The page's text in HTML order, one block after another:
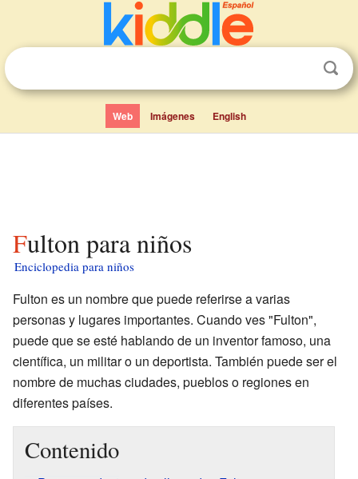
Web Imágenes English
Fulton para niños
Enciclopedia para niños
Fulton es un nombre que puede referirse a varias
personas y lugares importantes. Cuando ves "Fulton",
puede que se esté hablando de un inventor famoso, una
científica, un militar o un deportista. También puede ser el
nombre de muchas ciudades, pueblos o regiones en
diferentes países.
Contenido